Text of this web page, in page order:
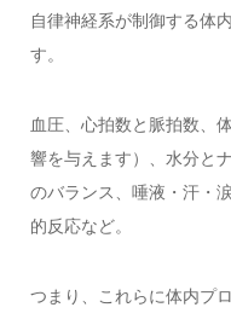
自律神経系が制御する体
す。
血圧、心拍数と脈拍数、
響を与えます）、水分と
のバランス、唾液・汗・
的反応など。
つまり、これらに体内プ